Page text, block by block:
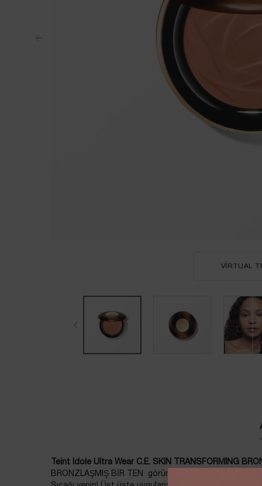
VIRTUAL
Teint Idole Ultra Wear C.E. SKIN TRANSFORMING
BRONZLAŞMIŞ BİR TEN görünümü sağlar.